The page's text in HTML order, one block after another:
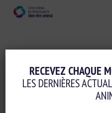
Initiatives en
ÉTAT
RECEVEZ CHAQUE
LES DERNIÈRES